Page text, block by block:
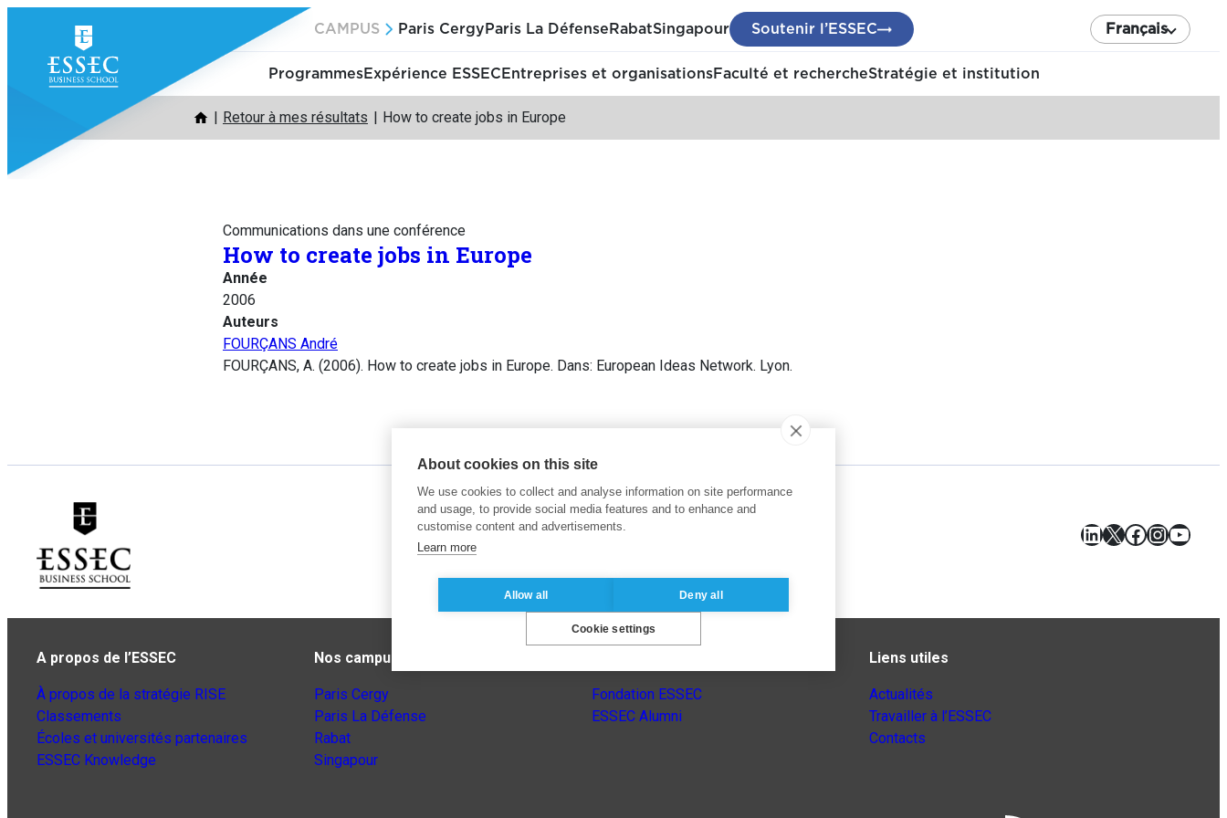
contenu
CAMPUS Paris Cergy Paris La Défense RabatSingapour Soutenir l’ESSEC Français
ProgrammesExpérience ESSEC Entreprises et organisationsFaculté et rechercheStratégie et institution
Retour à mes résultats How to create jobs in Europe
Communications dans une conférence
How to create jobs in Europe
Année
2006
Auteurs
FOURÇANS André
FOURÇANS, A. (2006). How to create jobs in Europe. Dans: European Ideas Network. Lyon.
LinkedIn
X Facebook
A propos de l’ESSEC
À propos de la stratégie RISE
Classements
Écoles et universités partenaires
ESSEC Knowledge
Nos campus
Paris Cergy
Paris La Défense
Rabat
Singapour
Fondation ESSEC
ESSEC Alumni
Liens utiles
Actualités
Travailler à l’ESSEC
Contacts
About cookies on this site
We use cookies to collect and analyse information on site performance
and usage, to provide social media features and to enhance and
customise content and advertisements.
Learn more
Allow all Deny all
Cookie settings